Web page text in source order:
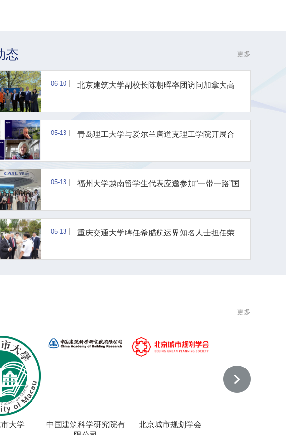
态 更多
06-10
北京建筑大学副校长陈朝晖率团访问加拿大高
05-13
青岛理工大学与爱尔兰唐道克理工学院开展合
05-13
福州大学越南留学生代表应邀参加“一带一路”国
05-13
重庆交通大学聘任希腊航运界知名人士担任荣
更多
中国建筑科学研究院有
北京城市规划学会 阿塞拜疆建筑大学